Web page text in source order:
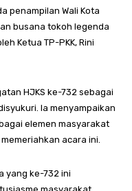
penampilan Wali Kota
busana tokoh legenda
Ketua TP-PKK, Rini
HJKS ke-732 sebagai
Ia menyampaikan
elemen masyarakat
acara ini.
yang ke-732 ini